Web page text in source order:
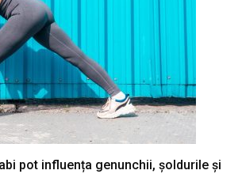
pot influența genunchii, șoldurile și